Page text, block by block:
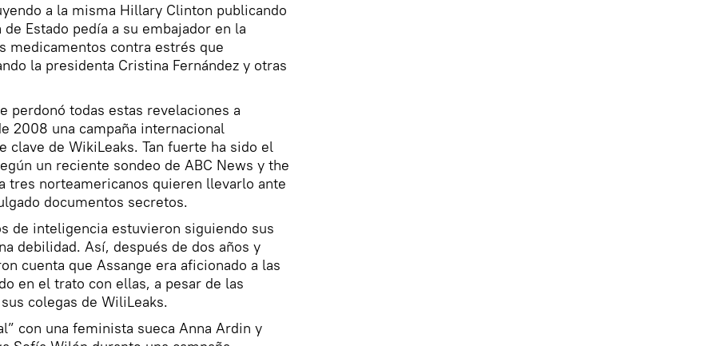
a la misma Hillary Clinton publicando
Estado pedía a su embajador en la
medicamentos contra estrés que
la presidenta Cristina Fernández y otras
perdonó todas estas revelaciones a
2008 una campaña internacional
clave de WikiLeaks. Tan fuerte ha sido el
un reciente sondeo de ABC News y the
tres norteamericanos quieren llevarlo ante
documentos secretos.
de inteligencia estuvieron siguiendo sus
debilidad. Así, después de dos años y
cuenta que Assange era aficionado a las
en el trato con ellas, a pesar de las
colegas de WiliLeaks.
con una feminista sueca Anna Ardin y